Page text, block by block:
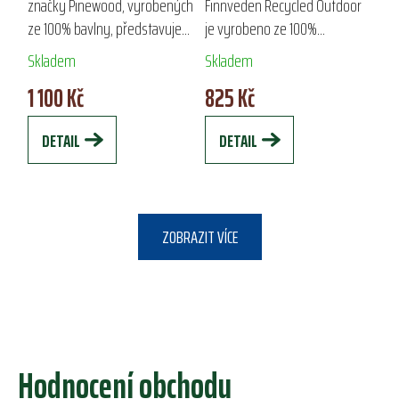
značky Pinewood, vyrobených
ze 100% bavlny, představuje
ideální volbu pro volný čas a
outdoorové aktivity. S
pohodlným střihem a
decentním logem na...
Skladem
1 100 Kč
DETAIL
RECYCLED
OUTDOOR
Finnveden Recycled Outdoor
je vyrobeno ze 100%
recyklovaného materiálu
kombinujícího bavlnu a
polyester. Díky ekologickým
výrobním postupům šetří
vodu a...
Skladem
825 Kč
DETAIL
ZOBRAZIT VÍCE
Hodnocení obchodu